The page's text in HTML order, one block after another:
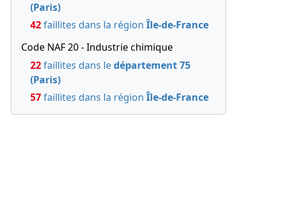
(Paris)
42faillites dans la région Île-de-France
Code NAF 20 - Industrie chimique
22faillites dans ledépartement 75
(Paris)
57faillites dans la région Île-de-France